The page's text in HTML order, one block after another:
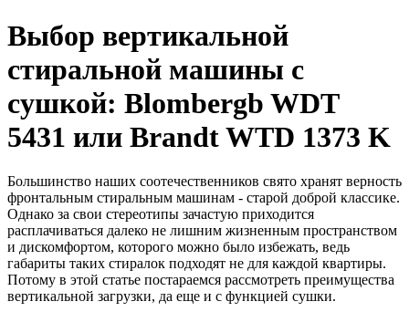
Выбор вертикальной
стиральной машины с
сушкой: Blombergb WDT
5431 или Brandt WTD 1373 K
Большинство наших соотечественников свято хранят верность
фронтальным стиральным машинам - старой доброй классике.
Однако за свои стереотипы зачастую приходится
расплачиваться далеко не лишним жизненным пространством
и дискомфортом, которого можно было избежать, ведь
габариты таких стиралок подходят не для каждой квартиры.
Потому в этой статье постараемся рассмотреть преимущества
вертикальной загрузки, да еще и с функцией сушки.